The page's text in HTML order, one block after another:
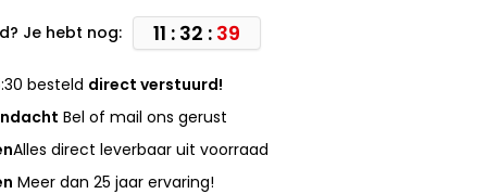
Je hebt nog: 11 : 32 : 39
besteld direct verstuurd!
Bel of mail ons gerust
Alles direct leverbaar uit voorraad
Meer dan 25 jaar ervaring!